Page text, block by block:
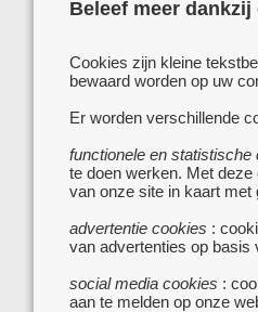
Beleef meer
Cookies zijn kleine
bewaard worden op uw
Er worden verschillende
functionele en statistische
te doen werken. Met
van onze site in kaart met
advertentie cookies :
van advertenties op basis
social media cookies :
aan te melden op onze